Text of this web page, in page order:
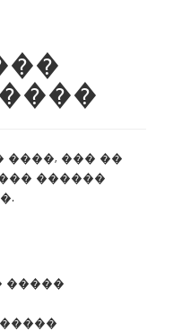
����, ��� ��
������
�����